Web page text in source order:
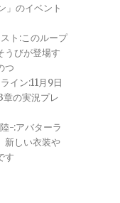
」のイベント
ト:このループ
うびが登場す
つ
イン:11月9日
の実況プレ
-:アバターラ
新しい衣装や
す